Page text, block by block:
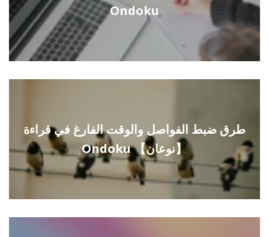
Ondoku
طرق ضبط الفواصل والوقت الفارغ في قراءة
Ondoku 【نوعان】